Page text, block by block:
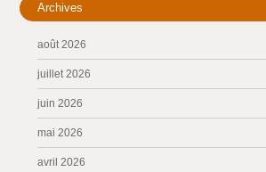
Archives
août 2026
juillet 2026
juin 2026
mai 2026
avril 2026